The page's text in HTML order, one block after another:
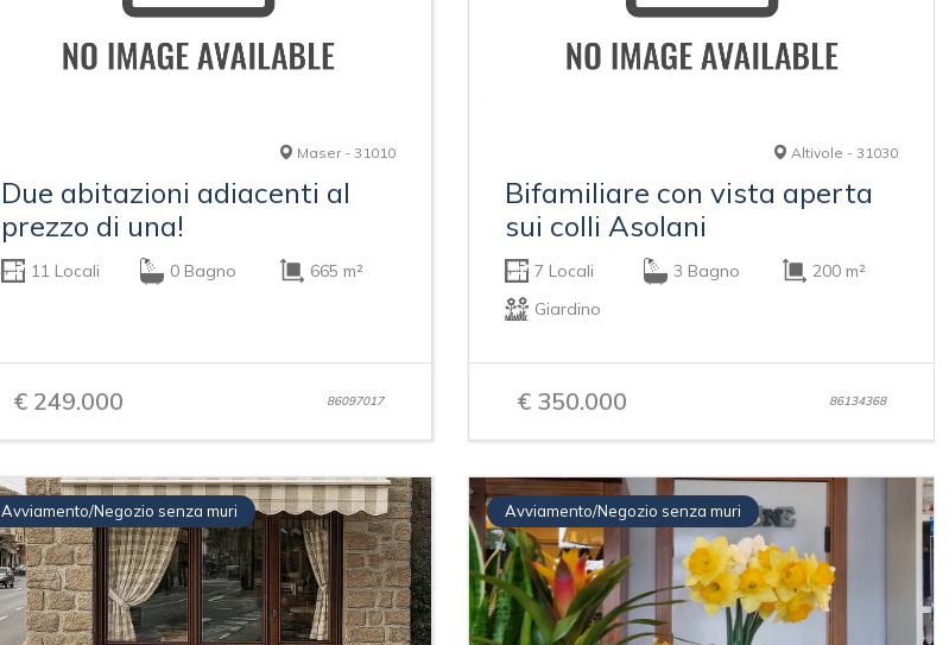
Maser - 31010
Due abitazioni adiacenti al
prezzo di una!
11 Locali 0 Bagno 665 m²
€ 249.000 86097017
Altivole - 31030
Bifamiliare con vista aperta
sui colli Asolani
7 Locali 3 Bagno
200 m²
Giardino
€ 350.000 86134368
Avviamento/Negozio senza muri Avviamento/Negozio senza muri